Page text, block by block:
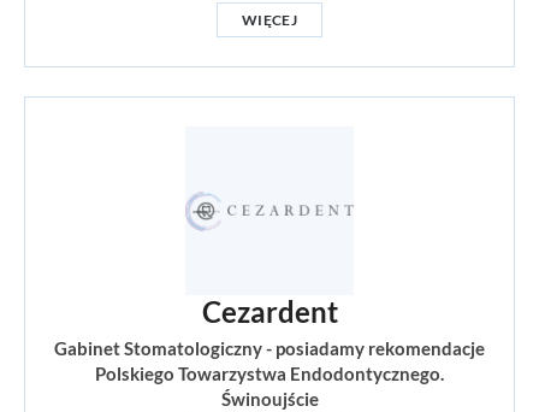
WIĘCEJ
Cezardent
Gabinet Stomatologiczny - posiadamy rekomendacje
Polskiego Towarzystwa Endodontycznego.
Świnoujście